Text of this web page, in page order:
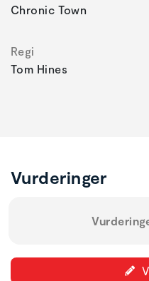
Chronic Town
Regi
Tom Hines
Vurderinger